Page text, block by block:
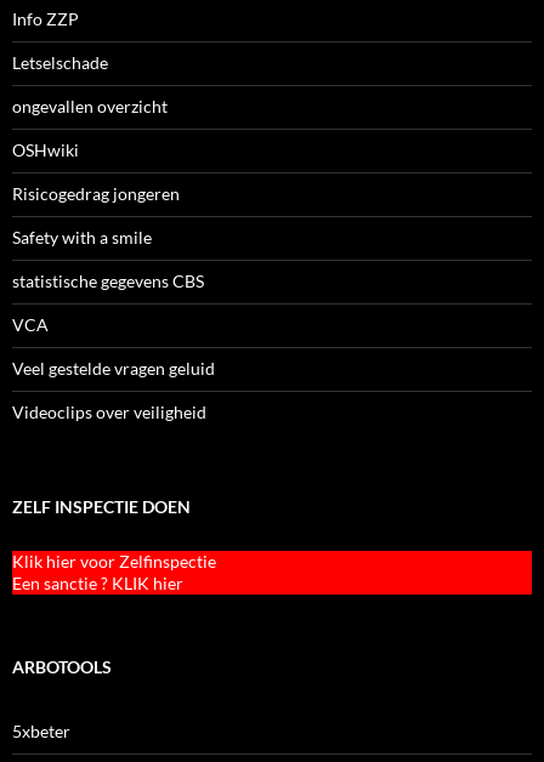
Info ZZP
Letselschade
ongevallen overzicht
OSHwiki
Risicogedrag jongeren
Safety with a smile
statistische gegevens CBS
VCA
Veel gestelde vragen geluid
Videoclips over veiligheid
ZELF INSPECTIE DOEN
Klik hier voor Zelfinspectie
Een sanctie ? KLIK hier
ARBOTOOLS
5xbeter